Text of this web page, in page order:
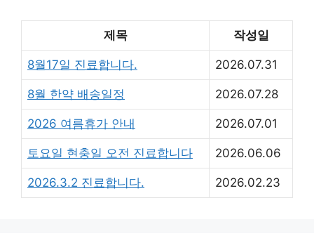
제목 작성일
8월17일 진료합니다. 2026.07.31
8월 한약 배송일정 2026.07.28
2026 여름휴가 안내 2026.07.01
토요일 현충일 오전 진료합니다 2026.06.06
2026.3.2 진료합니다. 2026.02.23